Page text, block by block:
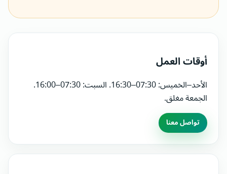
أوقات العمل
الأحد–الخميس: 07:30–16:30. السبت: 07:30–16:00.
الجمعة مغلق.
تواصل معنا